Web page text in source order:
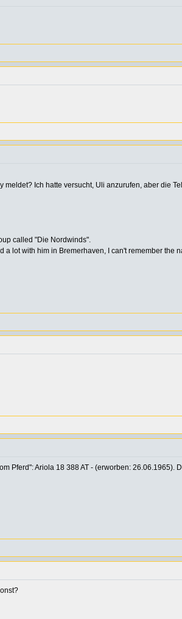
Ich hatte versucht, Uli anzurufen, aber die
called "Die Nordwinds".
lot with him in Bremerhaven, I can't remember the
Pferd": Ariola 18 388 AT - (erworben: